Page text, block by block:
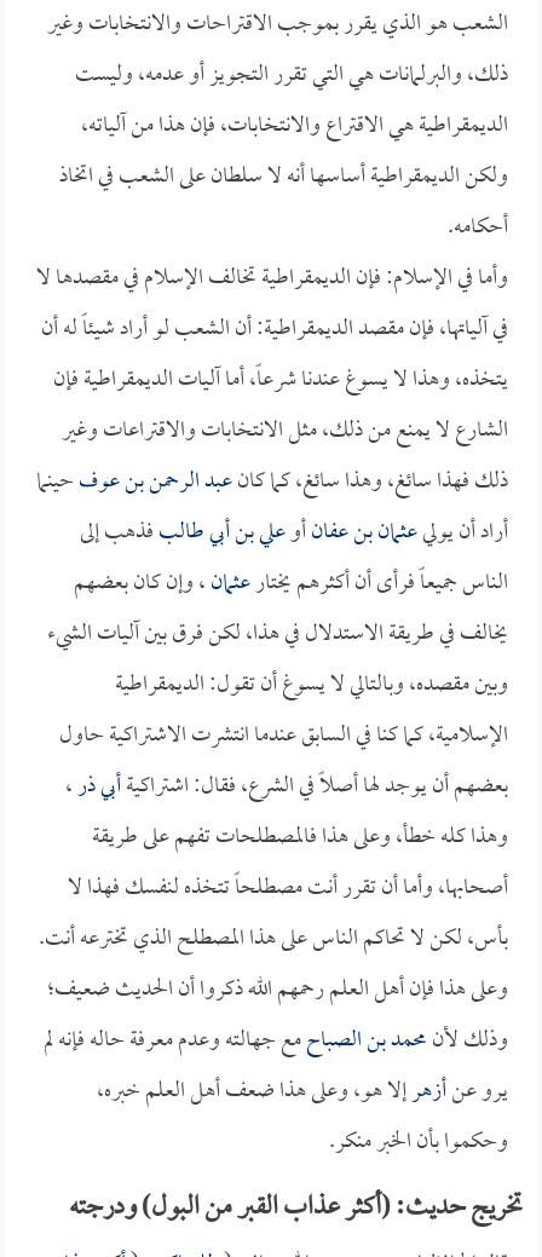
الشعب هو الذي يقرر بموجب الاقتراحات والانتخابات وغير
ذلك، والبرلمانات هي التي تقرر التجويز أو عدمه، وليست
الديمقراطية هي الاقتراع والانتخابات، فإن هذا من آلياته،
ولكن الديمقراطية أساسها أنه لا سلطان على الشعب في اتخاذ
أحكامه.
وأما في الإسلام: فإن الديمقراطية تخالف الإسلام في مقصدها لا
في آلياتها، فإن مقصد الديمقراطية: أن الشعب لو أراد شيئاً له أن
يتخذه، وهذا لا يسوغ عندنا شرعاً، أما آليات الديمقراطية فإن
الشارع لا يمنع من ذلك، مثل الانتخابات والاقتراعات وغير
ذلك فهذا سائغ، وهذا سائغ، كما كانعبد الرحمن بن عوفحينما
أراد أن يوليعثمان بن عفانأوعلي بن أبي طالبفذهب إلى
الناس جميعاً فرأى أن أكثرهم يختارعثمان، وإن كان بعضهم
يخالف في طريقة الاستدلال في هذا، لكن فرق بين آليات الشيء
وبين مقصده، وبالتالي لا يسوغ أن تقول: الديمقراطية
الإسلامية، كما كنا في السابق عندما انتشرت الاشتراكية حاول
بعضهم أن يوجد لها أصلاً في الشرع، فقال: اشتراكيةأبي ذر،
وهذا كله خطأ، وعلى هذا فالمصطلحات تفهم على طريقة
أصحابها، وأما أن تقرر أنت مصطلحاً تتخذه لنفسك فهذا لا
بأس، لكن لا تحاكم الناس على هذا المصطلح الذي تخترعه أنت.
وعلى هذا فإن أهل العلم رحمهم الله ذكروا أن الحديث ضعيف؛
وذلك لأنمحمد بن الصباحمع جهالته وعدم معرفة حاله فإنه لم
يرو عنأزهرإلا هو، وعلى هذا ضعف أهل العلم خبره،
وحكموا بأن الخبر منكر.
تخريج حديث: (أكثر عذاب القبر من البول) ودرجته